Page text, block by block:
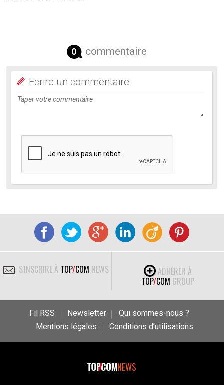
0 commentaire
Ecrire un commentaire
S'INSCRIRE À TOP/COM NEWS
ADHÉRER À
TOP/COM GROUP
Fil RSS Newsletter
Qui sommes-nous ?
Mentions légales
Conditions d’utilisations
NEWS